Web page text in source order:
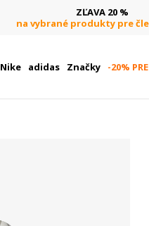
ZĽAVA 20 %
na vybrané produkty pre
Nike adidas Značky -20%